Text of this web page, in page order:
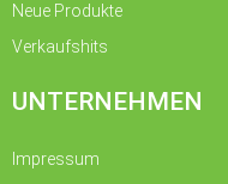
Neue Produkte
Verkaufshits
UNTERNEHMEN
Impressum